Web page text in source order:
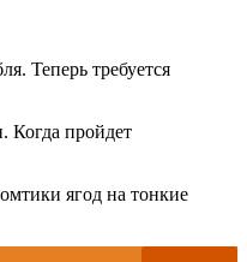
Теперь требуется
Когда пройдет
ягод на тонкие